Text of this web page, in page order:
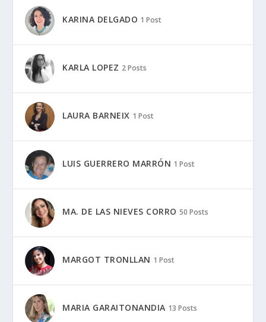
KARINA DELGADO 1 Post
KARLA LOPEZ 2 Posts
LAURA BARNEIX 1 Post
LUIS GUERRERO MARRÓN 1 Post
MA. DE LAS NIEVES CORRO 50 Posts
MARGOT TRONLLAN 1 Post
MARIA GARAITONANDIA 13 Posts